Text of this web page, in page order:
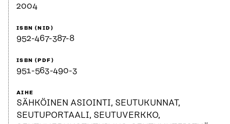
2004
ISBN (NID)
952-467-387-8
ISBN (PDF)
951-563-490-3
AIHE
SÄHKÖINEN ASIOINTI, SEUTUKUNNAT,
SEUTUPORTAALI, SEUTUVERKKO,